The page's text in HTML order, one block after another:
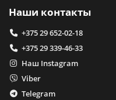
Наши контакты
+375 29 652-02-18
+375 29 339-46-33
Наш Instagram
Viber
Telegram